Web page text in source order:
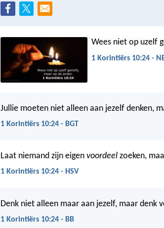
Wees niet op uzelf
1 Korintiërs 10:24 -
Jullie moeten niet alleen aan jezelf denken,
1 Korintiërs 10:24 - BGT
Laat niemand zijn eigen voordeel zoeken,
1 Korintiërs 10:24 - HSV
Denk niet alleen maar aan jezelf, maar denk
1 Korintiërs 10:24 - BB